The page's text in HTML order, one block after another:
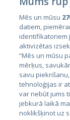
uzzināt,
kuras —
to, kā
Visa
sakopota,
sīkfaili
Lietošanas
Latvijas
Izmaiņas
GetaPro
Lietošanas
saviem
Valstis
Igaunija
Latvija
Lietuva
Mēs un mūsu
datiem,
identifikatoriem
aktivizētas
“Mēs un mūsu
mērķus,
savu
tehnoloģijas ir
var nebūt jums
jebkurā laikā
noklikšķinot uz